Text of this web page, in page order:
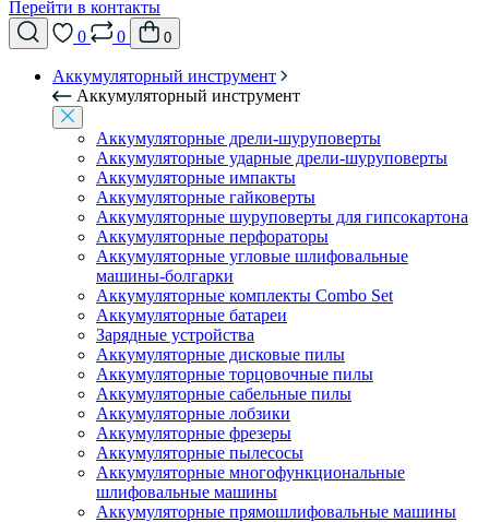
Перейти в контакты
0
0 0
Аккумуляторный инструмент
Аккумуляторный инструмент
Аккумуляторные дрели-шуруповерты
Аккумуляторные ударные дрели-шуруповерты
Аккумуляторные импакты
Аккумуляторные гайковерты
Аккумуляторные шуруповерты для гипсокартона
Аккумуляторные перфораторы
Аккумуляторные угловые шлифовальные
машины-болгарки
Аккумуляторные комплекты Combo Set
Аккумуляторные батареи
Зарядные устройства
Аккумуляторные дисковые пилы
Аккумуляторные торцовочные пилы
Аккумуляторные сабельные пилы
Аккумуляторные лобзики
Аккумуляторные фрезеры
Аккумуляторные пылесосы
Аккумуляторные многофункциональные
шлифовальные машины
Аккумуляторные прямошлифовальные машины